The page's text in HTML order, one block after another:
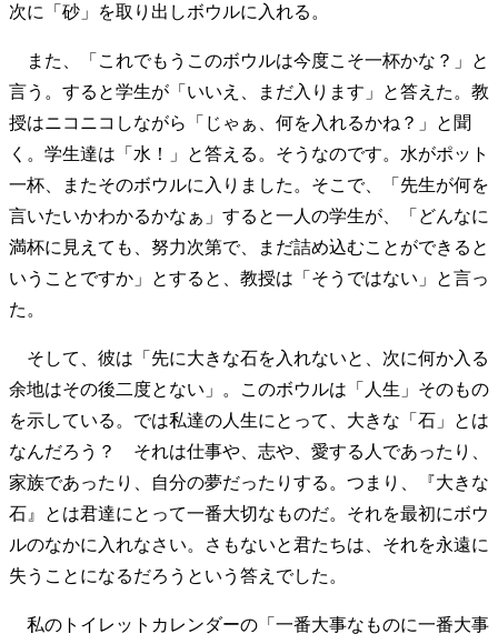
次に「砂」を取り出しボウルに入れる。
また、「これでもうこのボウルは今度こそ一杯かな？」と
言う。すると学生が「いいえ、まだ入ります」と答えた。教
授はニコニコしながら「じゃぁ、何を入れるかね？」と聞
く。学生達は「水！」と答える。そうなのです。水がポット
一杯、またそのボウルに入りました。そこで、「先生が何を
言いたいかわかるかなぁ」すると一人の学生が、「どんなに
満杯に見えても、努力次第で、まだ詰め込むことができると
いうことですか」とすると、教授は「そうではない」と言っ
た。
そして、彼は「先に大きな石を入れないと、次に何か入る
余地はその後二度とない」。このボウルは「人生」そのもの
を示している。では私達の人生にとって、大きな「石」とは
なんだろう？ それは仕事や、志や、愛する人であったり、
家族であったり、自分の夢だったりする。つまり、『大きな
石』とは君達にとって一番大切なものだ。それを最初にボウ
ルのなかに入れなさい。さもないと君たちは、それを永遠に
失うことになるだろうという答えでした。
私のトイレットカレンダーの「一番大事なものに一番大事